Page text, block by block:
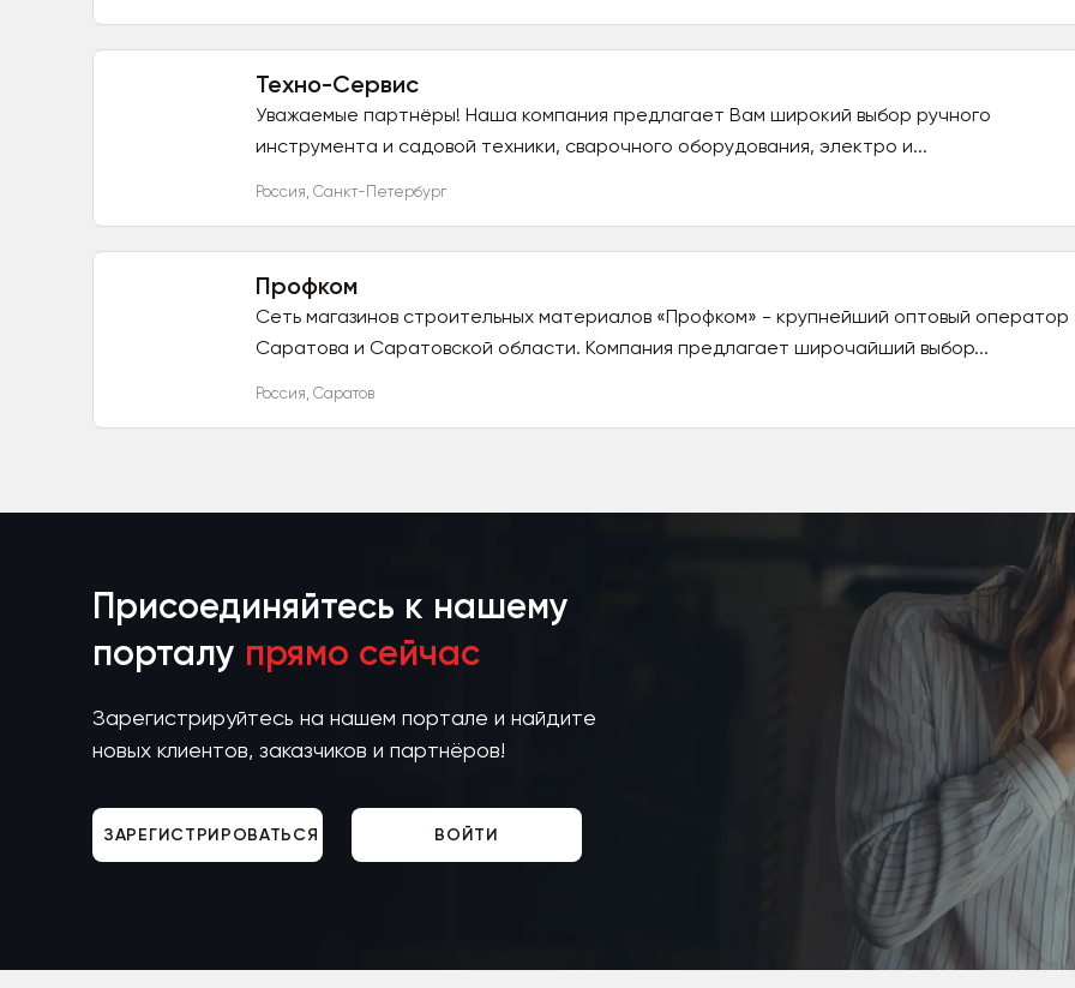
Техно-Сервис
Уважаемые партнёры! Наша компания предлагает Вам широкий выбор ручного
инструмента и садовой техники, сварочного оборудования, электро и...
Россия, Санкт-Петербург
Профком
Сеть магазинов строительных материалов «Профком» - крупнейший оптовый оператор
Саратова и Саратовской области. Компания предлагает широчайший выбор...
Россия, Саратов
Присоединяйтесь к нашему
порталу прямо сейчас
Зарегистрируйтесь на нашем портале и найдите
новых клиентов, заказчиков и партнёров!
ЗАРЕГИСТРИРОВАТЬСЯ ВОЙТИ